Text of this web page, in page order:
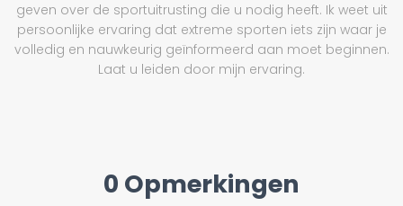
geven over de sportuitrusting die u nodig heeft. Ik weet uit
persoonlijke ervaring dat extreme sporten iets zijn waar je
volledig en nauwkeurig geïnformeerd aan moet beginnen.
Laat u leiden door mijn ervaring.
0 Opmerkingen